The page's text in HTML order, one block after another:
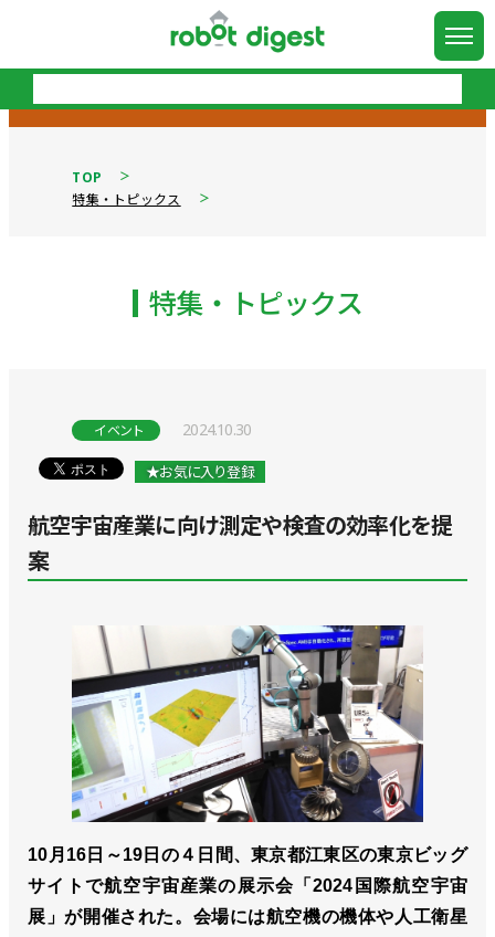
TOP
特集・トピックス
特集・トピックス
イベント 2024.10.30
★お気に入り登録
航空宇宙産業に向け測定や検査の効率化を提
案
10月16日～19日の４日間、東京都江東区の東京ビッグ
サイトで航空宇宙産業の展示会「2024国際航空宇宙
展」が開催された。会場には航空機の機体や人工衛星